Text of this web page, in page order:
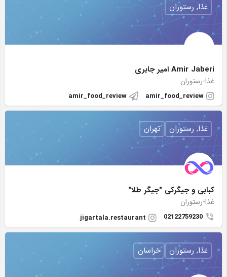
Amir Jaberi امیر جابری
غذا-رستوران
amir_food_review
amir_food_review
غذا, رستوران
كبابى و جيگركى "جيگر طلا"
غذا-رستوران
02122759230
jigartala.restaurant
غذا, رستوران تهران
غذا, رستوران خراسان